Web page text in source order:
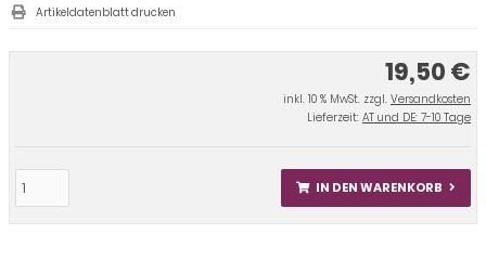
19,50 €
inkl. 10 % MwSt. zzgl. Versandkosten
Lieferzeit: AT und DE: 7-10 Tage
IN DEN WARENKORB
Artikeldatenblatt drucken